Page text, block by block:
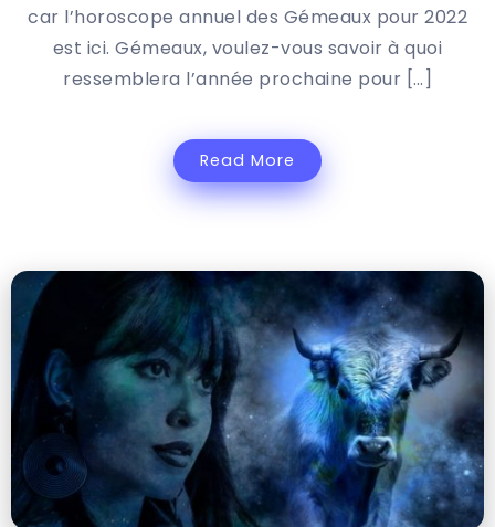
car l’horoscope annuel des Gémeaux pour 2022
est ici. Gémeaux, voulez-vous savoir à quoi
ressemblera l’année prochaine pour […]
Read More